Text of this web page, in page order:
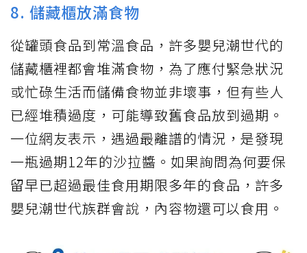
8. 儲藏櫃放滿食物
從罐頭食品到常溫食品，許多嬰兒潮世代的
儲藏櫃裡都會堆滿食物，為了應付緊急狀況
或忙碌生活而儲備食物並非壞事，但有些人
已經堆積過度，可能導致舊食品放到過期。
一位網友表示，遇過最離譜的情況，是發現
一瓶過期12年的沙拉醬。如果詢問為何要保
留早已超過最佳食用期限多年的食品，許多
嬰兒潮世代族群會說，內容物還可以食用。